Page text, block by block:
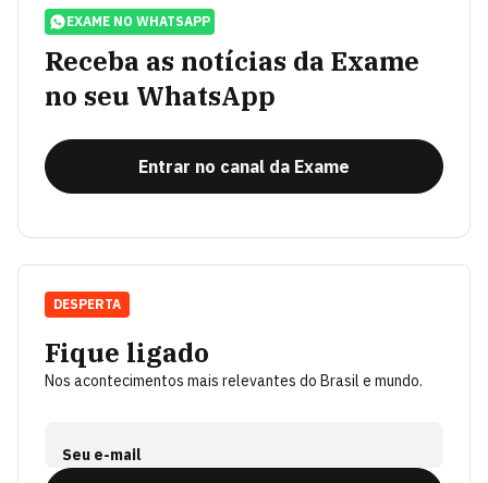
EXAME NO WHATSAPP
Receba as notícias da Exame
no seu WhatsApp
Entrar no canal da Exame
Fique ligado
Nos acontecimentos mais relevantes do Brasil e mundo.
Seu e-mail
DESPERTA